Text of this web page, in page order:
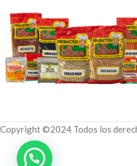
Copyright ©2024 Todos los